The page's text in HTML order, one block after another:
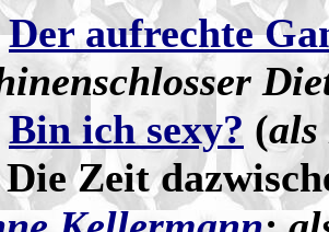
Der aufrechte
Bin ich sexy? (als
Zeit